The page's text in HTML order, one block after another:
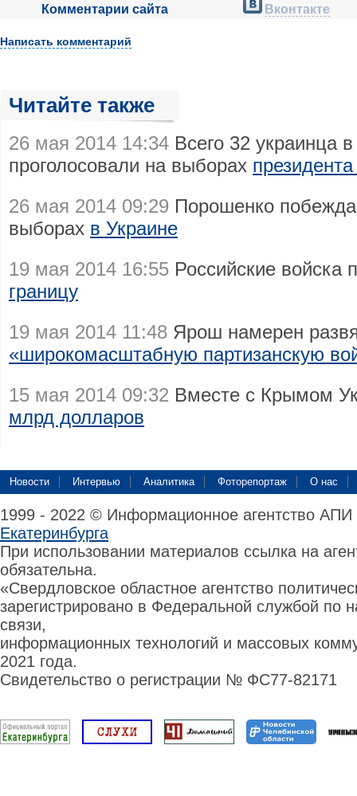
Комментарии сайта Вконтакте
Написать комментарий
Читайте также
26 мая 2014 14:34 Всего 32 украинца
проголосовали на выборах
26 мая 2014 09:29 Порошенко
выборах в Украине
19 мая 2014 16:55 Российские войска
границу
19 мая 2014 11:48 Ярош намерен
«широкомасштабную партизанскую
15 мая 2014 09:32 Вместе с Крымом
млрд долларов
Новости Интервью Аналитика Фоторепортаж О нас
1999 - 2022 © Информационное агентство
Екатеринбурга
При использовании материалов ссылка на
обязательна.
«Свердловское областное агентство
зарегистрировано в Федеральной службой по
связи,
информационных технологий и массовых
2021 года.
Свидетельство о регистрации № ФС77-82171